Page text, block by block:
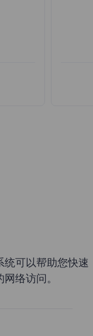
统可以帮助您快速
络访问。